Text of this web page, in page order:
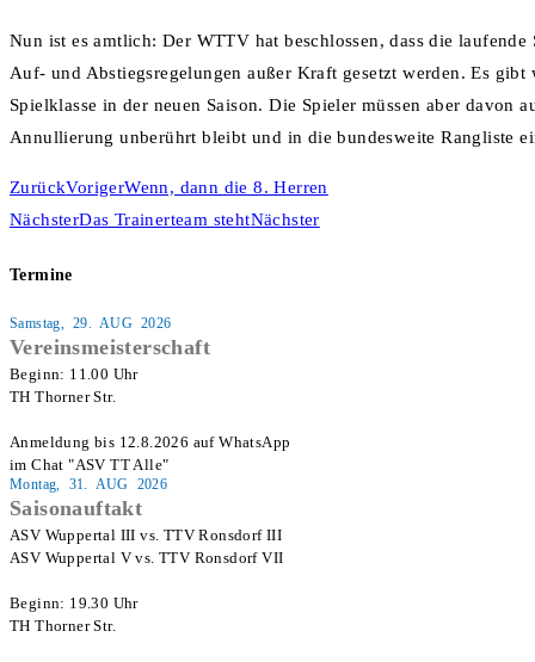
Nun ist es amtlich: Der WTTV hat beschlossen, dass die
Auf- und Abstiegsregelungen außer Kraft gesetzt werden. Es
Spielklasse in der neuen Saison. Die Spieler müssen aber davon
Annullierung unberührt bleibt und in die bundesweite Rangliste
ZurückVorigerWenn, dann die 8. Herren
NächsterDas Trainerteam stehtNächster
Termine
Samstag, 29. AUG 2026
Vereinsmeisterschaft
Beginn: 11.00 Uhr
TH Thorner Str.
Anmeldung bis 12.8.2026 auf WhatsApp
im Chat "ASV TT Alle"
Montag, 31. AUG 2026
Saisonauftakt
ASV Wuppertal III vs. TTV Ronsdorf III
ASV Wuppertal V vs. TTV Ronsdorf VII
Beginn: 19.30 Uhr
TH Thorner Str.